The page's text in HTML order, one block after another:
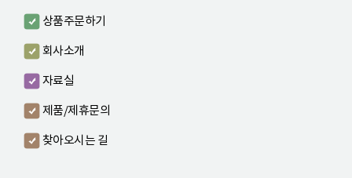
상품주문하기
회사소개
자료실
제품/제휴문의
찾아오시는 길